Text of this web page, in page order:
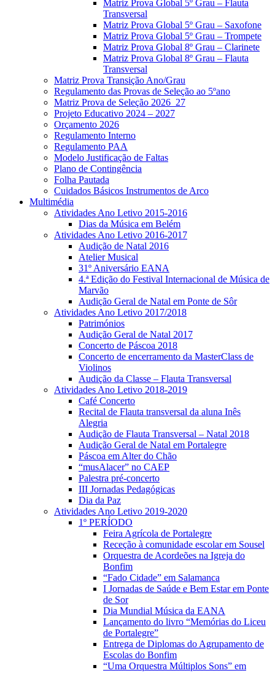
Matriz Prova Global 5º Grau – Flauta
Transversal
Matriz Prova Global 5º Grau – Saxofone
Matriz Prova Global 5º Grau – Trompete
Matriz Prova Global 8º Grau – Clarinete
Matriz Prova Global 8º Grau – Flauta
Transversal
Matriz Prova Transição Ano/Grau
Regulamento das Provas de Seleção ao 5ºano
Matriz Prova de Seleção 2026_27
Projeto Educativo 2024 – 2027
Orçamento 2026
Regulamento Interno
Regulamento PAA
Modelo Justificação de Faltas
Plano de Contingência
Folha Pautada
Cuidados Básicos Instrumentos de Arco
Multimédia
Atividades Ano Letivo 2015-2016
Dias da Música em Belém
Atividades Ano Letivo 2016-2017
Audição de Natal 2016
Atelier Musical
31º Aniversário EANA
4.ª Edição do Festival Internacional de Música de
Marvão
Audição Geral de Natal em Ponte de Sôr
Atividades Ano Letivo 2017/2018
Patrimónios
Audição Geral de Natal 2017
Concerto de Páscoa 2018
Concerto de encerramento da MasterClass de
Violinos
Audição da Classe – Flauta Transversal
Atividades Ano Letivo 2018-2019
Café Concerto
Recital de Flauta transversal da aluna Inês
Alegria
Audição de Flauta Transversal – Natal 2018
Audição Geral de Natal em Portalegre
Páscoa em Alter do Chão
“musAlacer” no CAEP
Palestra pré-concerto
III Jornadas Pedagógicas
Dia da Paz
Atividades Ano Letivo 2019-2020
1º PERÍODO
Feira Agrícola de Portalegre
Receção à comunidade escolar em Sousel
Orquestra de Acordeões na Igreja do
Bonfim
“Fado Cidade” em Salamanca
I Jornadas de Saúde e Bem Estar em Ponte
de Sor
Dia Mundial Música da EANA
Lançamento do livro “Memórias do Liceu
de Portalegre”
Entrega de Diplomas do Agrupamento de
Escolas do Bonfim
“Uma Orquestra Múltiplos Sons” em